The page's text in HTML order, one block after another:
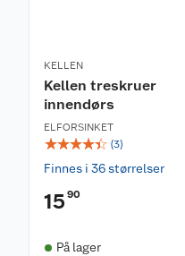
KELLEN
Kellen treskruer
innendørs
ELFORSINKET
☆☆☆☆☆ (3)
Finnes i 36 størrelser
15 90
På lager